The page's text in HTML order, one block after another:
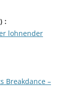
) :
lohnender
Breakdance –